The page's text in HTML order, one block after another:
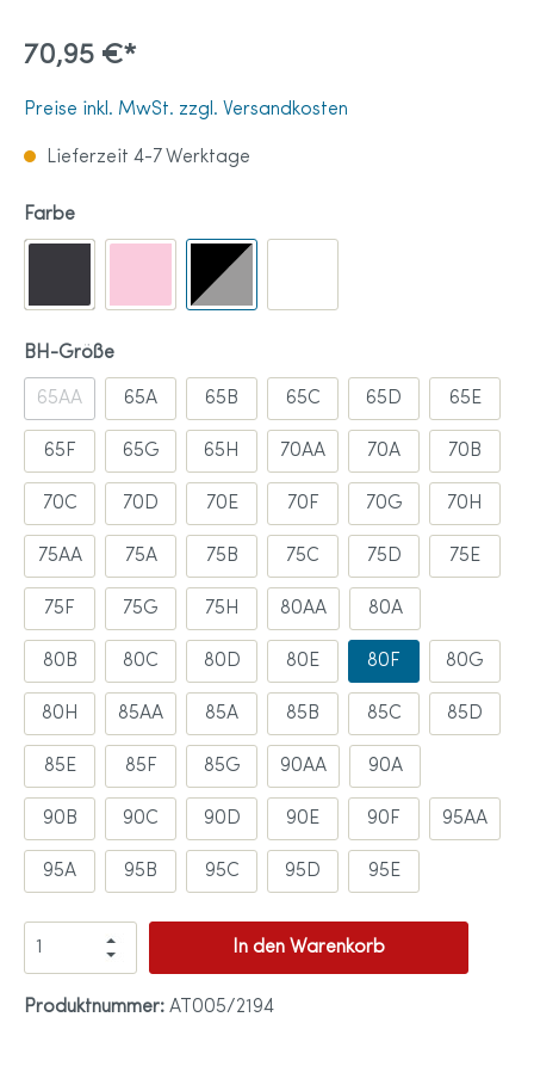
70,95 €*
Preise inkl. MwSt. zzgl. Versandkosten
Lieferzeit 4-7 Werktage
Farbe
BH-Größe
65AA 65A 65B 65C 65D 65E
65F 65G 65H 70AA 70A 70B
70C 70D 70E 70F 70G 70H
75AA 75A 75B 75C 75D 75E
75F 75G 75H 80AA 80A
80B 80C 80D 80E 80F 80G
80H 85AA 85A 85B 85C 85D
85E 85F 85G 90AA 90A
90B 90C 90D 90E 90F 95AA
95A 95B 95C 95D 95E
In den Warenkorb
Produktnummer: AT005/2194